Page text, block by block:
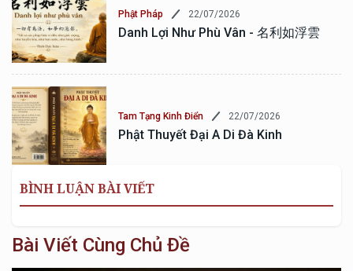
Phật Pháp 22/07/2026
Danh Lợi Như Phù Vân - 名利如浮雲
Tam Tạng Kinh Điển 22/07/2026
Phật Thuyết Đại A Di Đà Kinh
BÌNH LUẬN BÀI VIẾT
Bài Viết Cùng Chủ Đề